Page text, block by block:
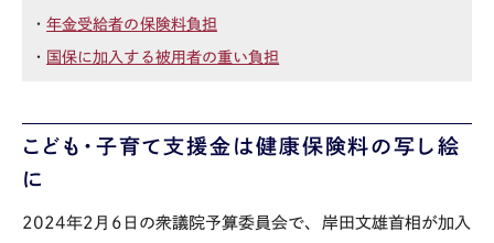
・年金受給者の保険料負担
・ 国保に加入する被用者の重い負担
こども・子育て支援金は健康保険料の写し絵
に
2024年2 月 6 日の衆議院予算委員会で、岸田文雄首相が加入